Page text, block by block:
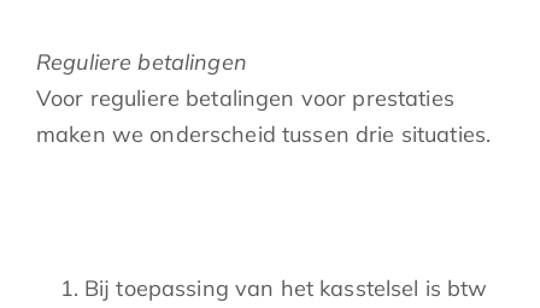
Reguliere betalingen
Voor reguliere betalingen voor prestaties
maken we onderscheid tussen drie situaties.
Bij toepassing van het kasstelsel is btw